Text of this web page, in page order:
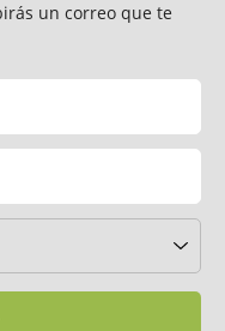
un correo que te